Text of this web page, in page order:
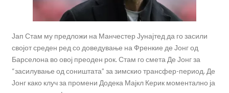
Јап Стам му предложи на Манчестер Јунајтед да го засили
својот среден ред со доведување на Френкие де Јонг од
Барселона во овој преоден рок. Стам го смета Де Јонг за
“засилување од соништата” за зимскио трансфер-период. Де
Јонг како клуч за промени Додека Мајкл Керик моментално ја